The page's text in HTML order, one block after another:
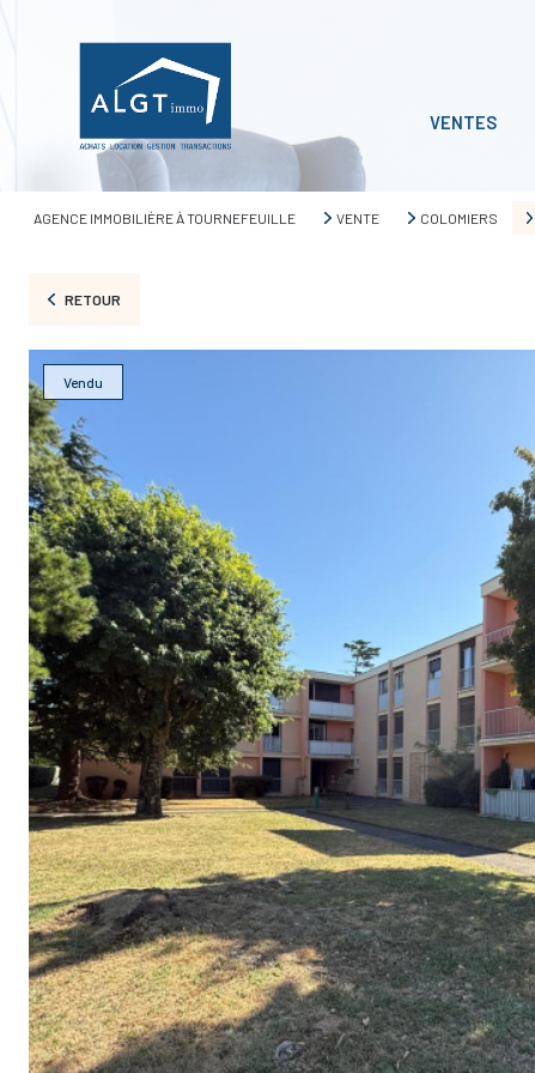
VENTES
AGENCE IMMOBILIÈRE À TOURNEFEUILLE VENTE COLOMIERS
RETOUR
Vendu